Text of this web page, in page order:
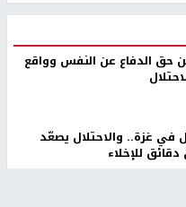
حق الدفاع عن النفس وواقع
في غزة.. والاحتلال يصعّد
للإخلاء